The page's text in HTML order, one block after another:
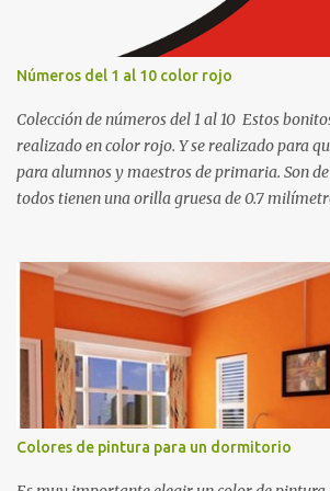
Números del 1 al 10 color rojo
Colección de números del 1 al 10 Estos
realizado en color rojo. Y se realizado para
para alumnos y maestros de primaria. Son
todos tienen una orilla gruesa de 0.7
matemáticos, para decorar los cumpleaños de
otras cosas.
Colores de pintura para un dormitorio